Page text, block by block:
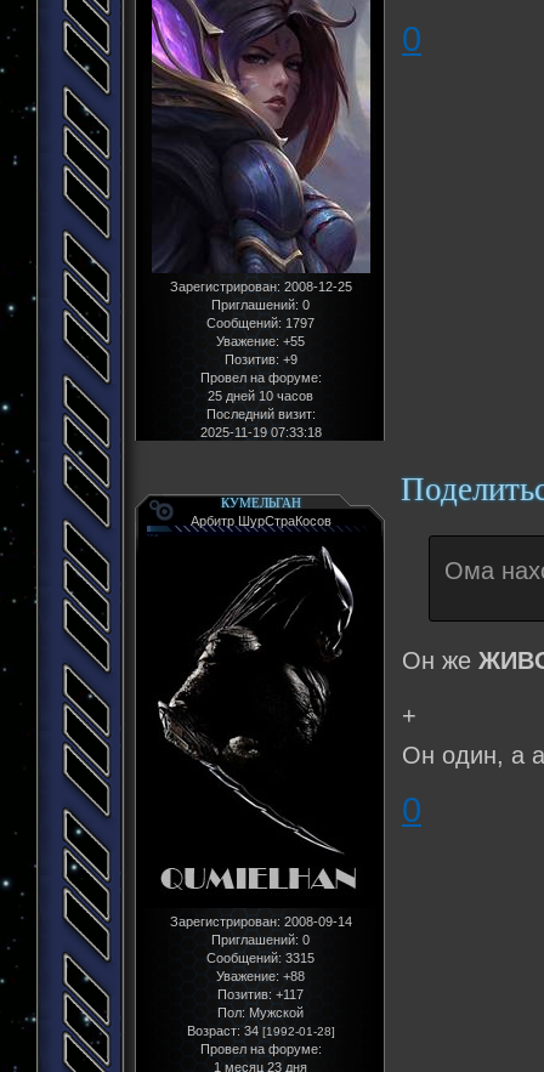
Зарегистрирован: 2008-12-25
Приглашений: 0
Сообщений: 1797
Уважение: +55
Позитив: +9
Провел на форуме:
25 дней 10 часов
Последний визит:
2025-11-19 07:33:18
0
КУМЕЛЬГАН
Арбитр ШурСтраКосов
Зарегистрирован: 2008-09-14
Приглашений: 0
Сообщений: 3315
Уважение: +88
Позитив: +117
Пол: Мужской
Возраст: 34 [1992-01-28]
Провел на форуме:
1 месяц 23 дня
Ома
Он же
+
Он один, а
0